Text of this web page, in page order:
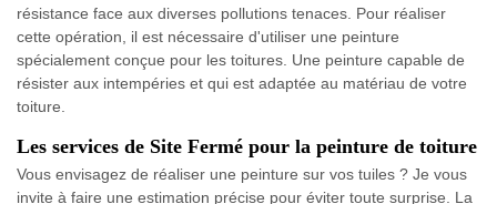
résistance face aux diverses pollutions tenaces. Pour réaliser
cette opération, il est nécessaire d'utiliser une peinture
spécialement conçue pour les toitures. Une peinture capable de
résister aux intempéries et qui est adaptée au matériau de votre
toiture.
Les services de Site Fermé pour la peinture de toiture
Vous envisagez de réaliser une peinture sur vos tuiles ? Je vous
invite à faire une estimation précise pour éviter toute surprise. La